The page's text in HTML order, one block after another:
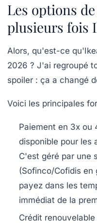
Les options
plusieurs fois
Alors, qu'est-ce
2026 ? J'ai regroupé
spoiler : ça a changé
Voici les principales
Paiement en 3x ou
disponible pour les
C'est géré par une
(Sofinco/Cofidis en
payez dans les
immédiat de la
Crédit